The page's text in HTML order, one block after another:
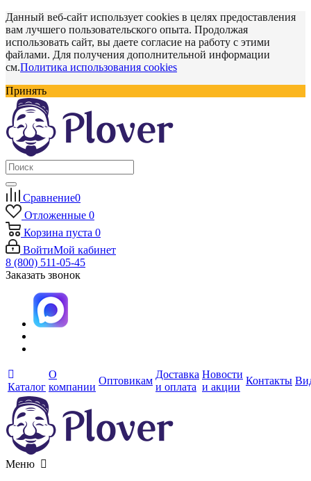
Данный веб-сайт использует cookies в целях предоставления
вам лучшего пользовательского опыта. Продолжая
использовать сайт, вы даете согласие на работу с этими
файлами. Для получения дополнительной информации
см.Политика использования cookies
Принять
Сравнение0
Отложенные 0
Корзина пуста 0
ВойтиМой кабинет
8 (800) 511-05-45
Заказать звонок
Каталог
О
компании
Оптовикам
Доставка
и оплата
Новости
и акции
Контакты
Меню